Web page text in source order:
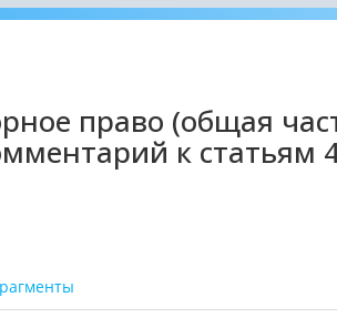
право (общая
к статьям